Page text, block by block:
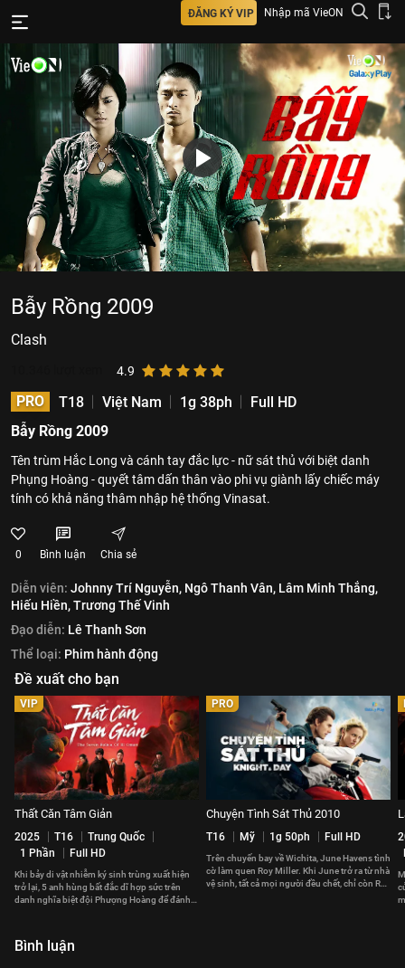
ĐĂNG KÝ VIP Nhập mã VieON
Bẫy Rồng 2009
Clash
4.9
PRO T18 Việt Nam 1g 38ph
Full HD
Bẫy Rồng 2009
Tên trùm Hắc Long và cánh tay đắc lực - nữ sát thủ với biệt danh
Phụng Hoàng - quyết tâm dấn thân vào phi vụ giành lấy chiếc máy
tính có khả năng thâm nhập hệ thống Vinasat.
0 Bình luận Chia sẻ
Diễn viên: Johnny Trí Nguyễn, Ngô Thanh Vân, Lâm Minh Thắng,
Hiếu Hiền,Trương Thế Vinh
Đạo diễn: Lê Thanh Sơn
Thể loại: Phim hành động
Đề xuất cho bạn
VIP
Thất Căn Tâm Giản
2025 T16
Trung Quốc
1 Phần
Full HD
Khi bảy di vật nhiễm ký sinh trùng xuất hiện
trở lại, 5 anh hùng bất đắc dĩ hợp sức trên
danh nghĩa biệt đội Phượng Hoàng để đánh
PRO
Chuyện Tình Sát Thủ 2010
T16 Mỹ 1g 50ph Full HD
Trên chuyến bay về Wichita, June Havens tình
cờ làm quen Roy Miller. Khi June trở ra từ nhà
vệ sinh, tất cả mọi người đều chết, chỉ còn Roy
Bình luận